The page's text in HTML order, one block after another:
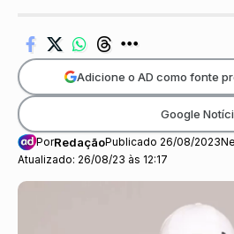
Atualizado: 26/08/23 às 12:17
PorRedaçãoPublicado 26/08/2023
Adicione o AD como fonte
Google